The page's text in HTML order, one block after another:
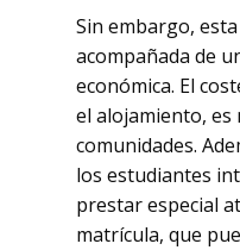
Sin embargo,
acompañada de
económica. El
el alojamiento, es
comunidades.
los estudiantes
prestar especial
matrícula, que